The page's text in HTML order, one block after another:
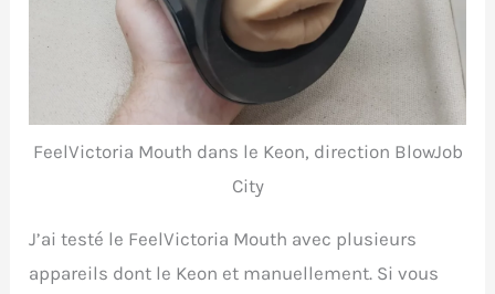
FeelVictoria Mouth dans le Keon, direction BlowJob
City
J’ai testé le FeelVictoria Mouth avec plusieurs
appareils dont le Keon et manuellement. Si vous